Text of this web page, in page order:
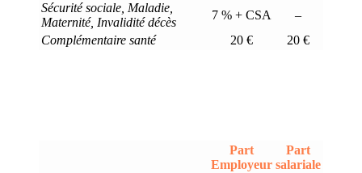
Sécurité sociale, Maladie,
Maternité, Invalidité décès
7 % + CSA
–
Complémentaire santé
20 € 20 €
Part
Employeur
Part
salariale